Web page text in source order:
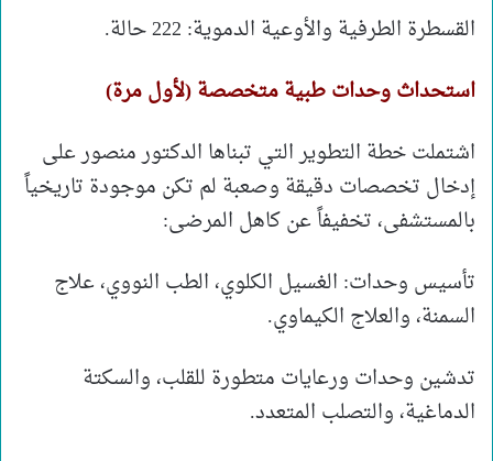
القسطرة الطرفية والأوعية الدموية: 222 حالة.
استحداث وحدات طبية متخصصة (لأول مرة)
اشتملت خطة التطوير التي تبناها الدكتور منصور على
إدخال تخصصات دقيقة وصعبة لم تكن موجودة تاريخياً
بالمستشفى، تخفيفاً عن كاهل المرضى:
تأسيس وحدات: الغسيل الكلوي، الطب النووي، علاج
السمنة، والعلاج الكيماوي.
تدشين وحدات ورعايات متطورة للقلب، والسكتة
الدماغية، والتصلب المتعدد.